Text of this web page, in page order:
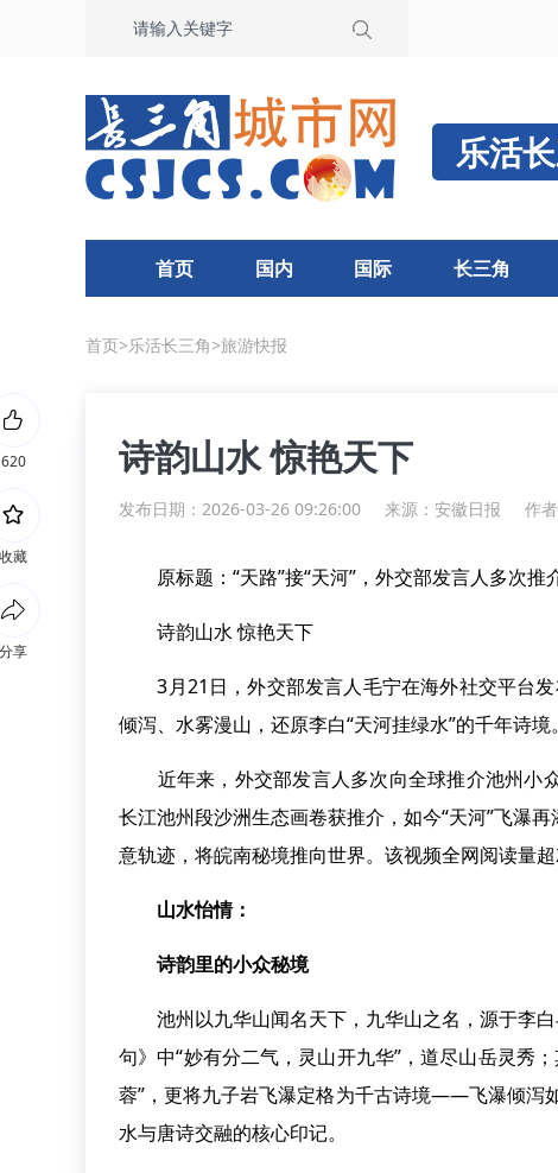
乐活
首页 国内 国际 长三角
首页>乐活长三角>旅游快报
诗韵山水 惊艳天下
发布日期：2026-03-26 09:26:00 来源： 安徽日报 作
原标题：“天路”接“天河”，外交部发言人多次
诗韵山水 惊艳天下
3月21日，外交部发言人毛宁在海外社交平台发
倾泻、水雾漫山，还原李白“天河挂绿水”的千年诗境。
近年来，外交部发言人多次向全球推介池州小
长江池州段沙洲生态画卷获推介，如今“天河”飞瀑
意轨迹，将皖南秘境推向世界。该视频全网阅读量超
山水怡情：
诗韵里的小众秘境
池州以九华山闻名天下，九华山之名，源于李白
句》中“妙有分二气，灵山开九华”，道尽山岳灵秀
蓉”，更将九子岩飞瀑定格为千古诗境——飞瀑倾泻
水与唐诗交融的核心印记。
620
收藏
分享